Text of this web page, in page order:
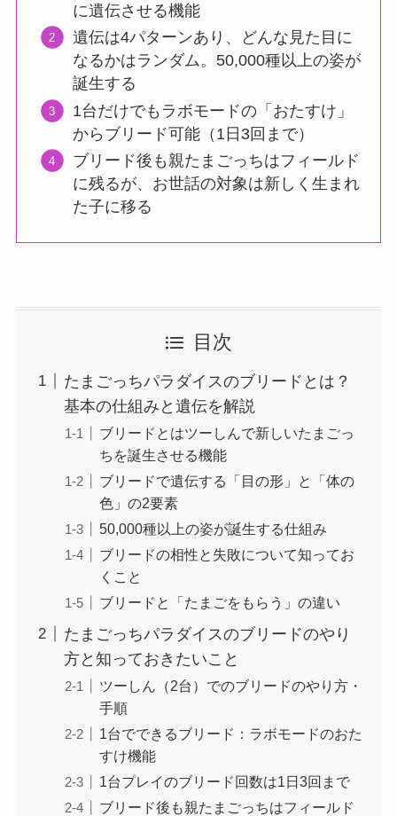
に遺伝させる機能
遺伝は4パターンあり、どんな見た目に
なるかはランダム。50,000種以上の姿が
誕生する
1台だけでもラボモードの「おたすけ」
からブリード可能（1日3回まで）
ブリード後も親たまごっちはフィールド
に残るが、お世話の対象は新しく生まれ
た子に移る
目次
たまごっちパラダイスのブリードとは？
基本の仕組みと遺伝を解説
ブリードとはツーしんで新しいたまごっ
ちを誕生させる機能
ブリードで遺伝する「目の形」と「体の
色」の2要素
50,000種以上の姿が誕生する仕組み
ブリードの相性と失敗について知ってお
くこと
ブリードと「たまごをもらう」の違い
たまごっちパラダイスのブリードのやり
方と知っておきたいこと
ツーしん（2台）でのブリードのやり方・
手順
1台でできるブリード：ラボモードのおた
すけ機能
1台プレイのブリード回数は1日3回まで
ブリード後も親たまごっちはフィールド